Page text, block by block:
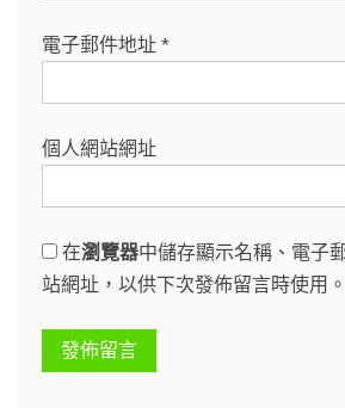
電子郵件地址 *
個人網站網址
在瀏覽器中儲存顯示名稱、電子
站網址，以供下次發佈留言時使用。